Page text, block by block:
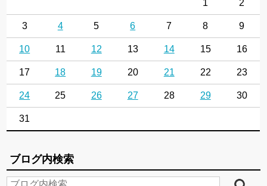
1 2
3 4 5 6 7 8 9
10 11 12 13 14 15 16
17 18 19 20 21 22 23
24 25 26 27 28 29 30
31
ブログ内検索